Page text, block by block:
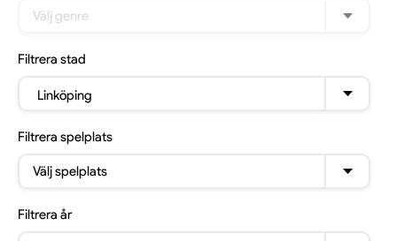
Välj genre
Filtrera stad
Linköping
Filtrera spelplats
Välj spelplats
Filtrera år